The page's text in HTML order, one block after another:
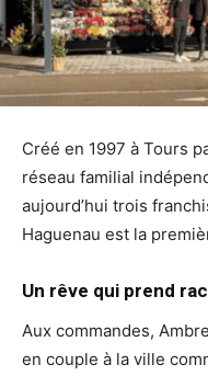
Créé en 1997 à Tours
réseau familial
aujourd’hui trois
Haguenau est la
Un rêve qui prend
Aux commandes,
en couple à la ville